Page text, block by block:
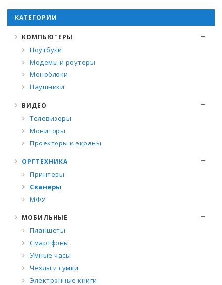
КАТЕГОРИИ
КОМПЬЮТЕРЫ
Ноутбуки
Модемы и роутеры
Моноблоки
Наушники
ВИДЕО
Телевизоры
Мониторы
Проекторы и экраны
ОРГТЕХНИКА
Принтеры
Сканеры
МФУ
МОБИЛЬНЫЕ
Планшеты
Смартфоны
Умные часы
Чехлы и сумки
Электронные книги